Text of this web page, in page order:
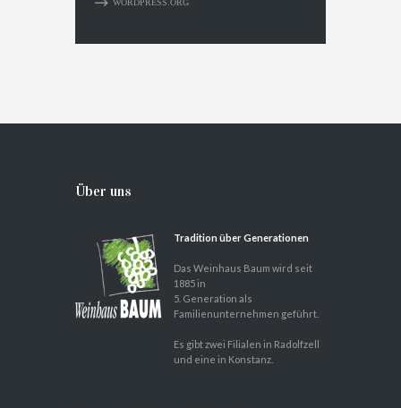
WORDPRESS.ORG
Über uns
Tradition über Generationen
Das Weinhaus Baum wird seit
1885 in
5. Generation als
Familienunternehmen geführt.
Es gibt zwei Filialen in Radolfzell
und eine in Konstanz.